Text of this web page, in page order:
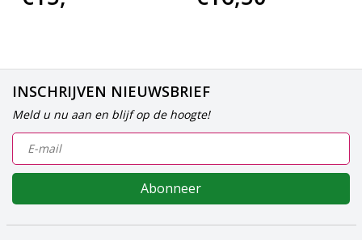
INSCHRIJVEN NIEUWSBRIEF
Meld u nu aan en blijf op de hoogte!
Abonneer